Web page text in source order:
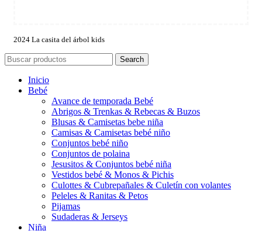
2024 La casita del árbol kids
Search
Inicio
Bebé
Avance de temporada Bebé
Abrigos & Trenkas & Rebecas & Buzos
Blusas & Camisetas bebe niña
Camisas & Camisetas bebé niño
Conjuntos bebé niño
Conjuntos de polaina
Jesusitos & Conjuntos bebé niña
Vestidos bebé & Monos & Pichis
Culottes & Cubrepañales & Culetín con volantes
Peleles & Ranitas & Petos
Pijamas
Sudaderas & Jerseys
Niña